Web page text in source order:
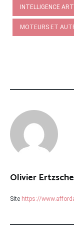
INTELLIGENCE
MOTEURS ET
Olivier
Site https://